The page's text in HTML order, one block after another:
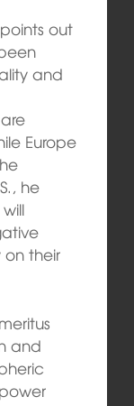
out
and
Europe
he
their
and